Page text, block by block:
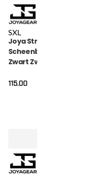
SXL
Joya Strike
Scheenbeschermers
Zwart Zwart
115.00